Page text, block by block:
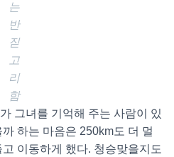
는
반
짇
고
리
함
그녀를 기억해 주는 사람이 있
하는 마음은 250km도 더 멀
이동하게 했다. 청승맞을지도